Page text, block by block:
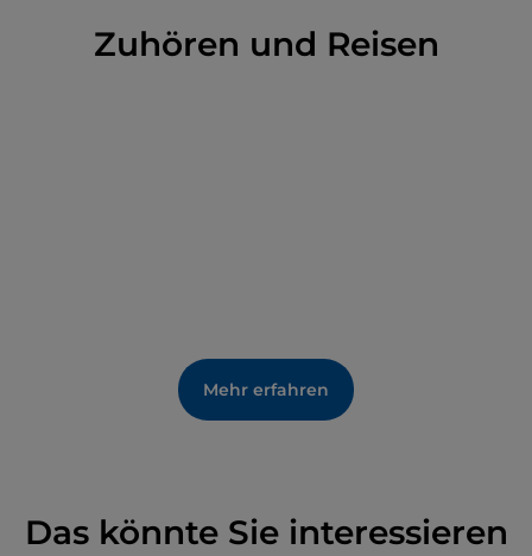
Zuhören und Reisen
Mehr erfahren
Das könnte Sie interessieren